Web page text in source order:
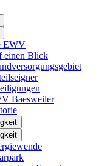
EWV
einen Blick
Baesweiler